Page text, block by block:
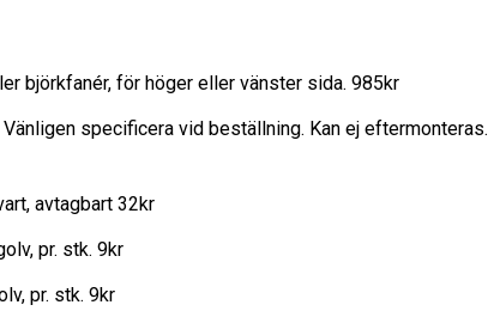
björkfanér, för höger eller vänster sida. 985kr
specificera vid beställning. Kan ej eftermonteras.
avtagbart 32kr
pr. stk. 9kr
pr. stk. 9kr